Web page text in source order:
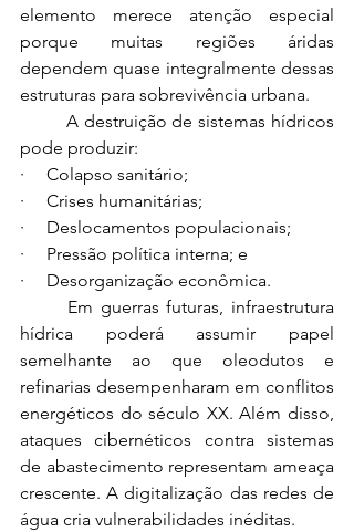
elemento merece atenção especial
porque muitas regiões áridas
dependem quase integralmente dessas
estruturas para sobrevivência urbana.
pode produzir:
·     Colapso sanitário;
·     Crises humanitárias;
·     Deslocamentos populacionais;
·     Pressão política interna; e
·     Desorganização econômica.
hídrica poderá assumir papel
semelhante ao que oleodutos e
refinarias desempenharam em conflitos
energéticos do século XX. Além disso,
ataques cibernéticos contra sistemas
de abastecimento representam ameaça
crescente. A digitalização das redes de
água cria vulnerabilidades inéditas.